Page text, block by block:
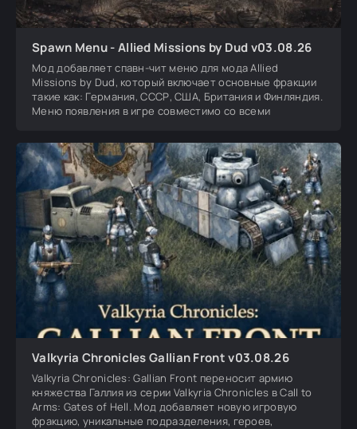
Spawn Menu - Allied Missions by Dud v03.08.26
Мод добавляет спавн-чит меню для мода Allied
Missions by Dud, который включает основные фракции
такие как: Германия, СССР, США, Британия и Финляндия.
Меню появления в игре совместимо со всеми
Valkyria Chronicles Gallian Front v03.08.26
Valkyria Chronicles: Gallian Front переносит армию
княжества Галлия из серии Valkyria Chronicles в Call to
Arms: Gates of Hell. Мод добавляет новую игровую
фракцию, уникальные подразделения, героев,